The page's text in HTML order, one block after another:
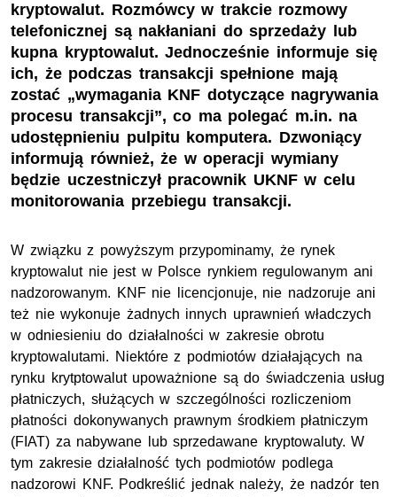
kryptowalut. Rozmówcy w trakcie rozmowy
telefonicznej są nakłaniani do sprzedaży lub
kupna kryptowalut. Jednocześnie informuje się
ich, że podczas transakcji spełnione mają
zostać „wymagania KNF dotyczące nagrywania
procesu transakcji”, co ma polegać m.in. na
udostępnieniu pulpitu komputera. Dzwoniący
informują również, że w operacji wymiany
będzie uczestniczył pracownik UKNF w celu
monitorowania przebiegu transakcji.
W związku z powyższym przypominamy, że rynek
kryptowalut nie jest w Polsce rynkiem regulowanym ani
nadzorowanym. KNF nie licencjonuje, nie nadzoruje ani
też nie wykonuje żadnych innych uprawnień władczych
w odniesieniu do działalności w zakresie obrotu
kryptowalutami. Niektóre z podmiotów działających na
rynku krytptowalut upoważnione są do świadczenia usług
płatniczych, służących w szczególności rozliczeniom
płatności dokonywanych prawnym środkiem płatniczym
(FIAT) za nabywane lub sprzedawane kryptowaluty. W
tym zakresie działalność tych podmiotów podlega
nadzorowi KNF. Podkreślić jednak należy, że nadzór ten